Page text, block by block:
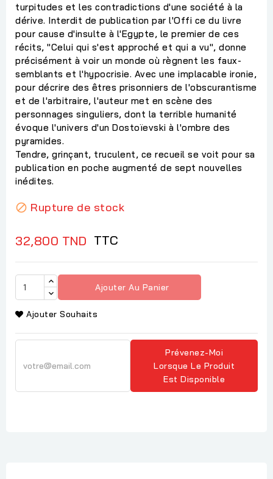
turpitudes et les contradictions d'une société à la
dérive. Interdit de publication par l'Offi ce du livre
pour cause d'insulte à l'Egypte, le premier de ces
récits, "Celui qui s'est approché et qui a vu", donne
précisément à voir un monde où règnent les faux-
semblants et l'hypocrisie. Avec une implacable ironie,
pour décrire des êtres prisonniers de l'obscurantisme
et de l'arbitraire, l'auteur met en scène des
personnages singuliers, dont la terrible humanité
évoque l'univers d'un Dostoïevski à l'ombre des
pyramides.
Tendre, grinçant, truculent, ce recueil se voit pour sa
publication en poche augmenté de sept nouvelles
inédites.
 Rupture de stock
32,800 TND TTC
Ajouter Au Panier
Ajouter Souhaits
Prévenez-Moi
Lorsque Le Produit
Est Disponible